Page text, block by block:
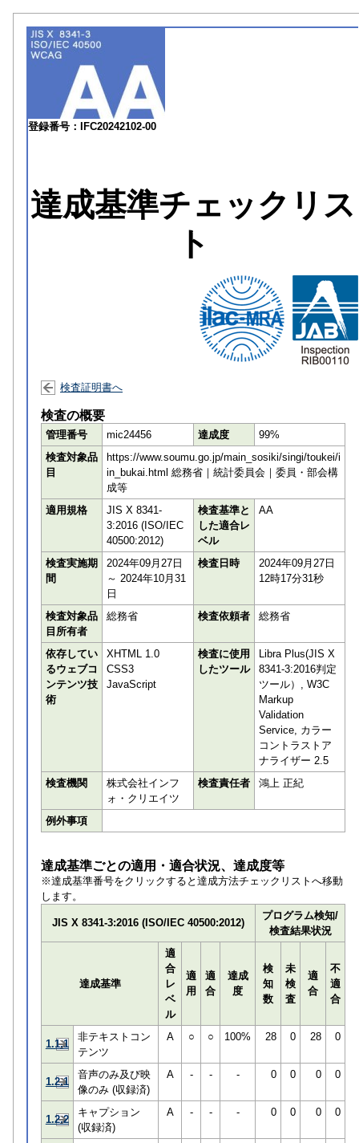
登録番号：IFC20242102-00
達成基準チェックリス
ト
検査証明書へ
検査の概要
管理番号 mic24456 達成度
99%
検査対象品
目
https://www.soumu.go.jp/main_sosiki/singi/toukei/i
in_bukai.html 総務省｜統計委員会｜委員・部会構
成等
適用規格
JIS X 8341-
3:2016 (ISO/IEC
40500:2012)
検査基準と
した適合レ
ベル
AA
検査実施期
間
2024年09月27日
～ 2024年10月31
日
検査日時
2024年09月27日
12時17分31秒
検査対象品
目所有者
総務省 検査依頼者 総務省
依存してい
るウェブコ
ンテンツ技
術
XHTML 1.0
CSS3
JavaScript
検査に使用
したツール
Libra Plus(JIS X
8341-3:2016判定
ツール）, W3C
Markup
Validation
Service, カラー
コントラストア
ナライザー 2.5
検査機関
株式会社インフ
ォ・クリエイツ
検査責任者 鴻上 正紀
例外事項
達成基準ごとの適用・適合状況、達成度等
※達成基準番号をクリックすると達成方法チェックリストへ移動
します。
JIS X 8341-3:2016 (ISO/IEC 40500:2012)
プログラム検知/
検査結果状況
達成基準
適
合
レ
ベ
ル
適
用
適
合
達成
度
検
知
数
未
検
査
適
合
不
適
合
1.1.1
非テキストコン
テンツ
A ○ ○ 100% 28 0 28 0
1.2.1
音声のみ及び映
像のみ (収録済)
A - - - 0 0 0 0
1.2.2
キャプション
(収録済)
A - - - 0 0 0 0